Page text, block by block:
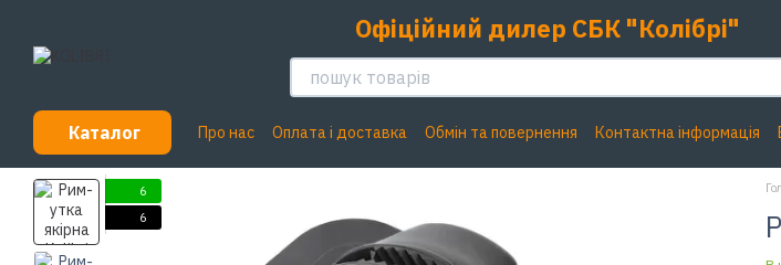
Офіційний дилер СБК "Колібрі"
Каталог Про нас Оплата і доставка Обмін та повернення Контактна інформація
6
6